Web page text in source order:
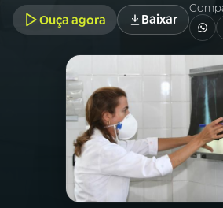
A RÁDIO
PROGRAMAÇÃO
PROGRAMAS
PODCASTS
Ouça agora Baixar